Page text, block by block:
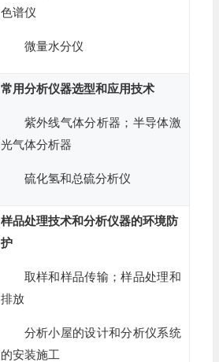
色谱仪
微量水分仪
常用分析仪器选型和应用技术
紫外线气体分析器；半导体激
光气体分析器
硫化氢和总硫分析仪
样品处理技术和分析仪器的环境防
护
取样和样品传输；样品处理和
排放
分析小屋的设计和分析仪系统
的安装施工